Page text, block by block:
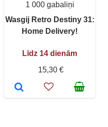
1 000 gabaliņi
Wasgij Retro Destiny 31:
Home Delivery!
Līdz 14 dienām
15,30 €